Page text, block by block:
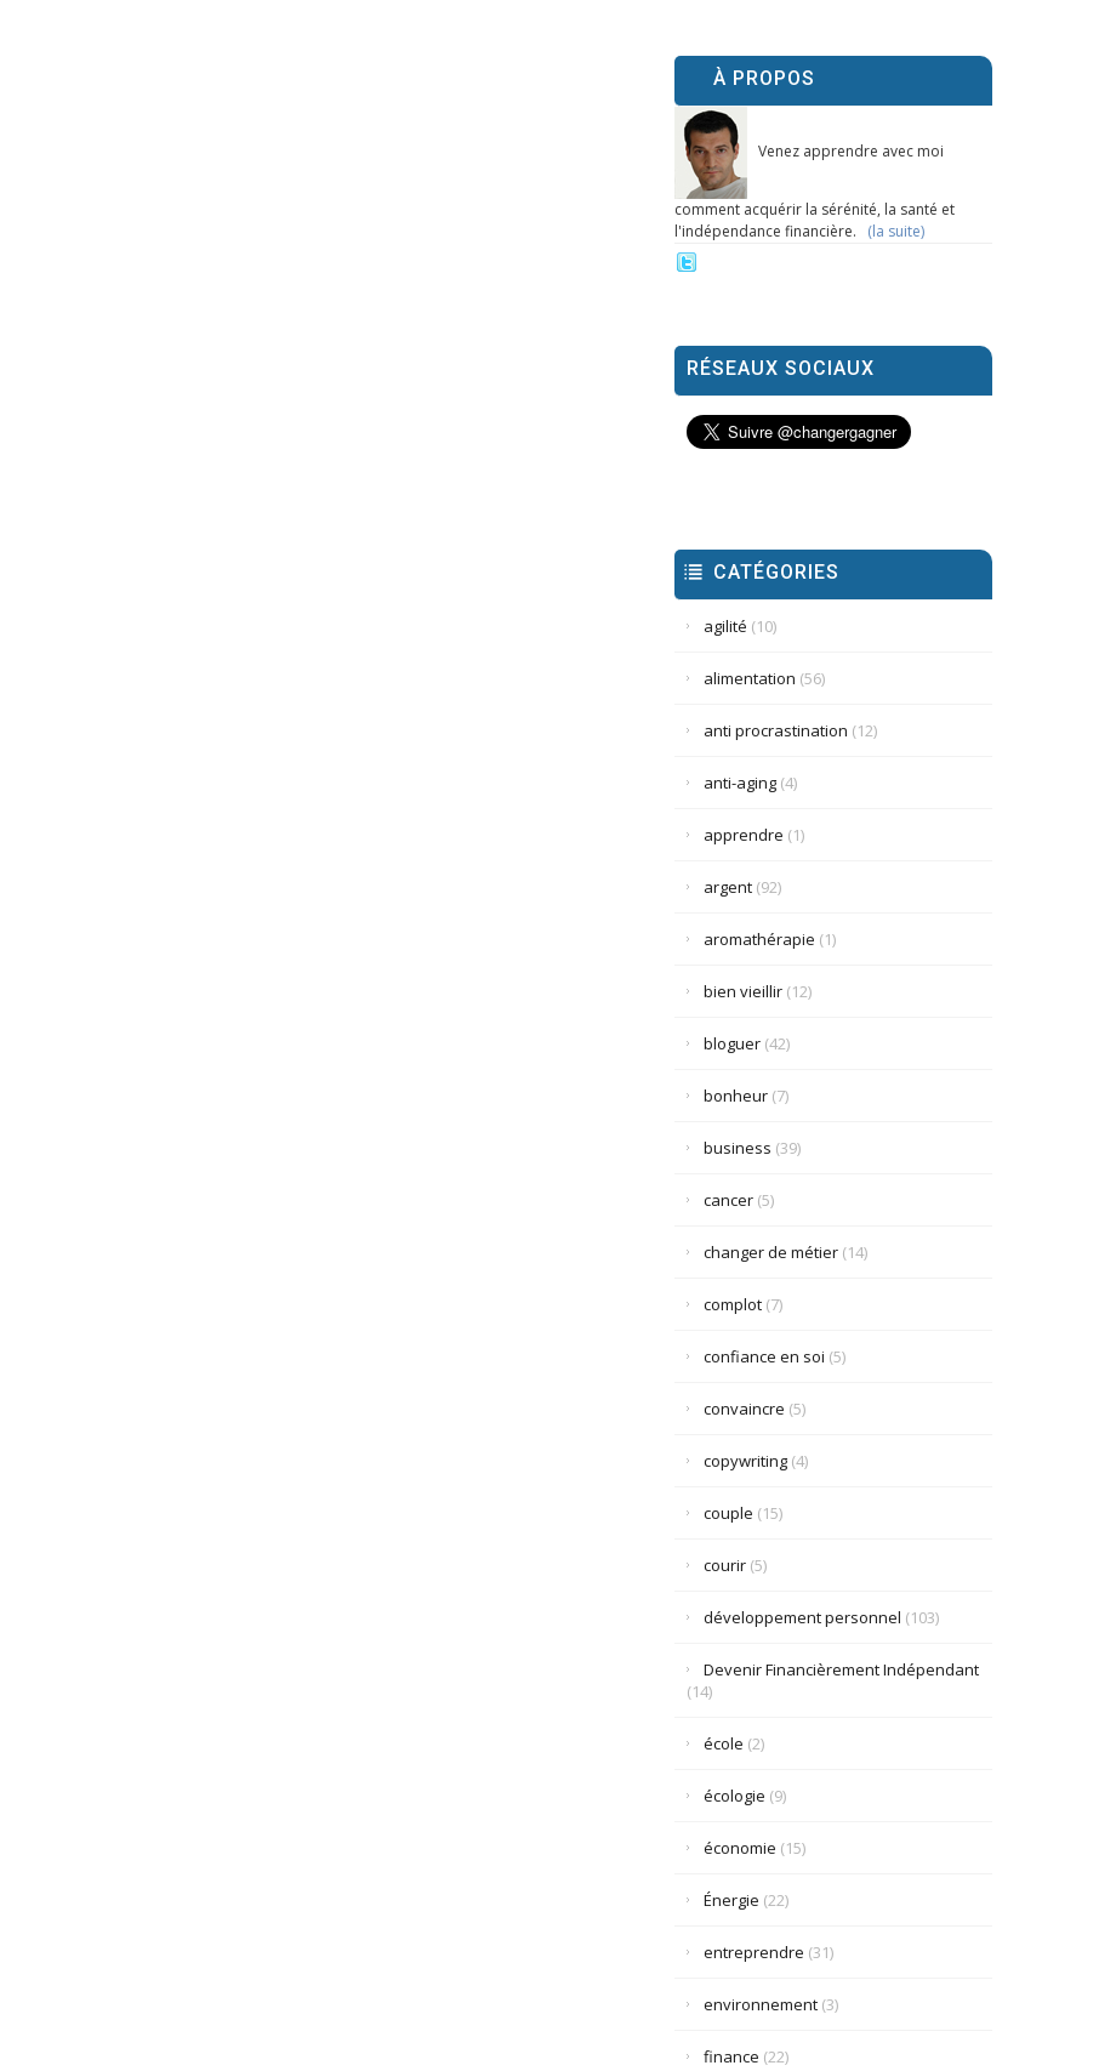
À PROPOS
Venez apprendre avec moi
comment acquérir la sérénité, la santé et
l'indépendance financière. (la suite)
RÉSEAUX SOCIAUX
CATÉGORIES
agilité (10)
alimentation (56)
anti procrastination (12)
anti-aging(4)
apprendre (1)
argent(92)
aromathérapie (1)
bien vieillir(12)
bloguer(42)
bonheur(7)
business (39)
cancer(5)
changer de métier(14)
complot(7)
confiance en soi (5)
convaincre (5)
copywriting(4)
couple (15)
courir(5)
développement personnel (103)
Devenir Financièrement Indépendant
(14)
école (2)
écologie (9)
économie (15)
Énergie (22)
entreprendre (31)
environnement(3)
finance (22)